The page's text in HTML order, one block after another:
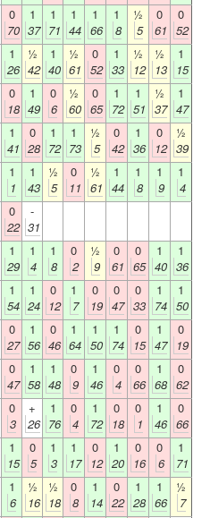
0
70
1
37
1
71
1
44
1
66
1
8
½
5
0
61
0
52
1
26
½
42
1
40
½
61
0
52
1
33
½
12
½
13
1
15
0
18
1
49
0
6
½
60
0
65
1
72
1
51
½
37
1
47
1
41
0
28
1
72
1
73
½
5
0
42
1
36
0
12
½
39
1
1
1
43
½
5
0
11
½
61
1
44
1
8
1
9
1
4
0
22
-
31
1
29
1
4
1
8
0
2
½
9
0
61
0
65
1
40
1
36
1
54
1
24
0
12
1
7
0
19
0
47
0
33
1
74
1
50
0
27
1
56
0
46
1
64
1
50
1
74
0
15
1
47
0
19
0
47
1
58
1
48
0
9
1
46
0
4
0
66
1
68
0
62
0
3
+
26
1
76
0
4
1
72
0
18
0
1
1
46
0
66
1
15
0
5
1
3
1
17
0
12
1
20
0
16
0
6
1
71
1
6
½
16
½
18
0
8
1
14
0
22
1
28
1
66
½
7